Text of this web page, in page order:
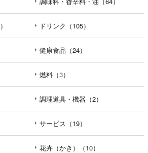
ドリンク（105）
健康食品（24）
燃料（3）
調理道具・機器（2）
サービス（19）
花卉（かき）（10）